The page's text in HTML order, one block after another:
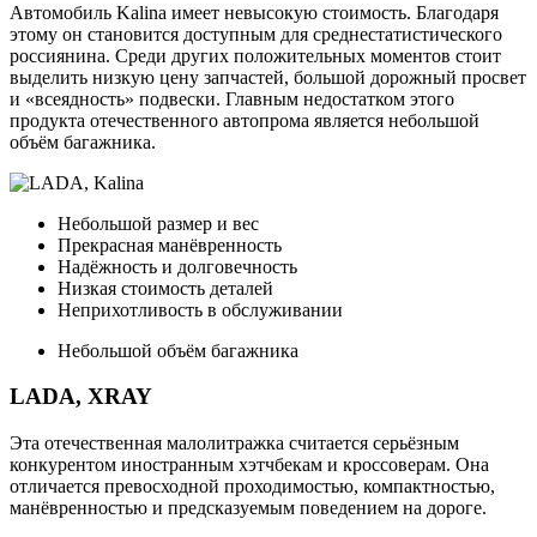
Автомобиль Kalina имеет невысокую стоимость. Благодаря
этому он становится доступным для среднестатистического
россиянина. Среди других положительных моментов стоит
выделить низкую цену запчастей, большой дорожный просвет
и «всеядность» подвески. Главным недостатком этого
продукта отечественного автопрома является небольшой
объём багажника.
Небольшой размер и вес
Прекрасная манёвренность
Надёжность и долговечность
Низкая стоимость деталей
Неприхотливость в обслуживании
Небольшой объём багажника
LADA, XRAY
Эта отечественная малолитражка считается серьёзным
конкурентом иностранным хэтчбекам и кроссоверам. Она
отличается превосходной проходимостью, компактностью,
манёвренностью и предсказуемым поведением на дороге.